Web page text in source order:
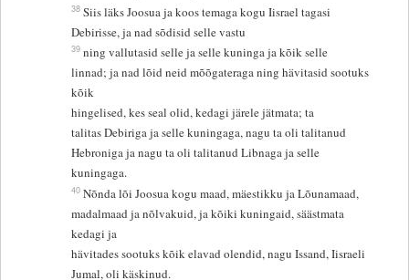
38 Siis läks Joosua ja koos temaga kogu Iisrael tagasi
Debirisse, ja nad sõdisid selle vastu
39 ning vallutasid selle ja selle kuninga ja kõik selle
linnad; ja nad lõid neid mõõgateraga ning hävitasid sootuks
kõik
hingelised, kes seal olid, kedagi järele jätmata; ta
talitas Debiriga ja selle kuningaga, nagu ta oli talitanud
Hebroniga ja nagu ta oli talitanud Libnaga ja selle
kuningaga.
40 Nõnda lõi Joosua kogu maad, mäestikku ja Lõunamaad,
madalmaad ja nõlvakuid, ja kõiki kuningaid, säästmata
kedagi ja
hävitades sootuks kõik elavad olendid, nagu Issand, Iisraeli
Jumal, oli käskinud.